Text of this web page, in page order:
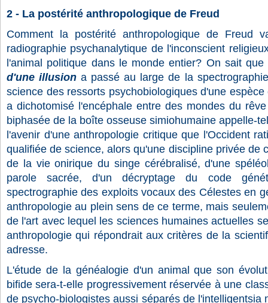
2 - La postérité anthropologique de Freud
Comment la postérité anthropologique de Freud
radiographie psychanalytique de l'inconscient
l'animal politique dans le monde entier? On sait
d'une illusiona passé au large de la
science des ressorts psychobiologiques d'une
a dichotomisé l'encéphale entre des mondes du
biphasée de la boîte osseuse simiohumaine appelle-
l'avenir d'une anthropologie critique que l'Occident
qualifiée de science, alors qu'une discipline privée de
de la vie onirique du singe cérébralisé, d'une
parole sacrée, d'un décryptage du code
spectrographie des exploits vocaux des Célestes en
anthropologie au plein sens de ce terme, mais
de l'art avec lequel les sciences humaines actuelles
anthropologie qui répondrait aux critères de la
adresse.
L'étude de la généalogie d'un animal que son
bifide sera-t-elle progressivement réservée à une
de psycho-biologistes aussi séparés de l'intelligentsia